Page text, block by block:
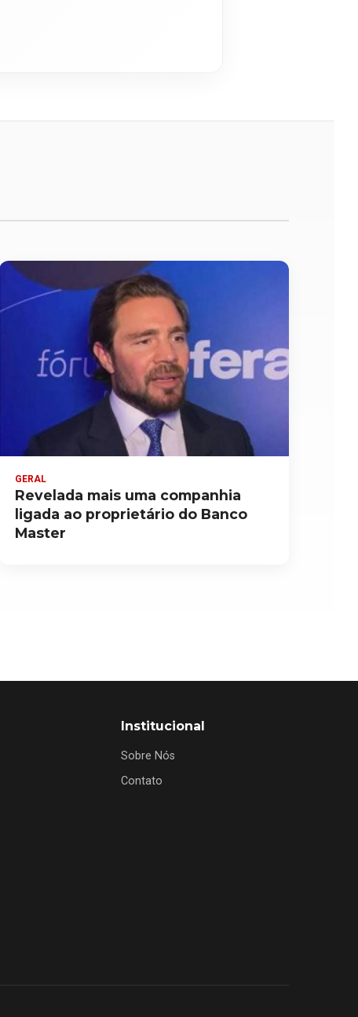
GERAL
Revelada mais uma companhia
ligada ao proprietário do Banco
Master
Institucional
Sobre Nós
Contato